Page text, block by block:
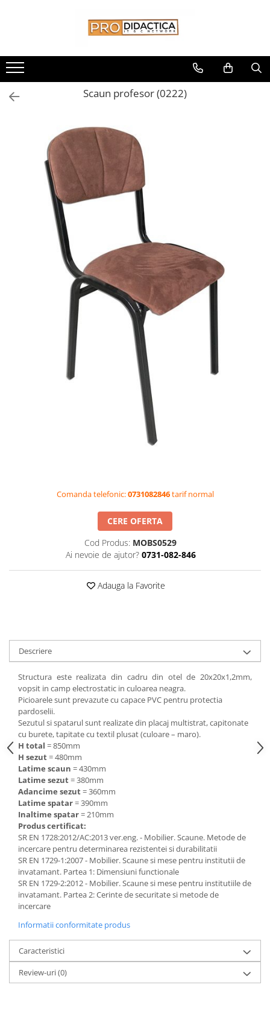
Oferta PNRR/PNRAS
Pachete Echipamente Sali Clasa
Pachete Echipamente Sala Clasa
Table Interactive
Display-uri Interactive
Suporti/Standuri/Accesorii
Imprimante si Multifunctionale
Imprimante si Scanere 3D
Imprimante 3D
Creioane 3D
Camere Documente
Videoproiectoare si Accesorii
Videoproiectoare
Videoconferinta si Colaborare
Camere Videoconferinta
Boxe si Soundbar
Table Interactive
Videoproiectoare si Echipamente IT
Videoproiectoare
Laptopuri si Accesorii
Accesorii Laptopuri
All in One/PC
All in One
Periferice PC
Conectivitate si Accesorii
Monitoare
Tablete si Accesorii
Imprimante si Multifunctionale
Imprimante
Multifunctionale
Imprimante si Scanere 3D
Imprimante 3D
Videoconferinta si Colaborare
Camere Videoconferinta
Ochelari VR
Kit Robotic Educational
Software Educational
Scaun profesor (0222)
Comanda telefonic:0731082846tarif normal
CERE OFERTA
Cod Produs: MOBS0529
Ai nevoie de ajutor? 0731-082-846
Adauga la Favorite
Descriere
Structura este realizata din cadru din otel de 20x20x1,2mm,
vopsit in camp electrostatic in culoarea neagra.
Picioarele sunt prevazute cu capace PVC pentru protectia
pardoselii.
Sezutul si spatarul sunt realizate din placaj multistrat, capitonate
cu burete, tapitate cu textil plusat (culoare – maro).
H total = 850mm
H sezut= 480mm
Latime scaun = 430mm
Latime sezut= 380mm
Adancime sezut= 360mm
Latime spatar= 390mm
Inaltime spatar= 210mm
Produs certificat:
SR EN 1728:2012/AC:2013 ver.eng. - Mobilier. Scaune. Metode de
incercare pentru determinarea rezistentei si durabilitatii
SR EN 1729-1:2007 - Mobilier. Scaune si mese pentru institutii de
invatamant. Partea 1: Dimensiuni functionale
SR EN 1729-2:2012 - Mobilier. Scaune si mese pentru institutiile de
invatamant. Partea 2: Cerinte de securitate si metode de
incercare
Informatii conformitate produs
Caracteristici
Review-uri(0)